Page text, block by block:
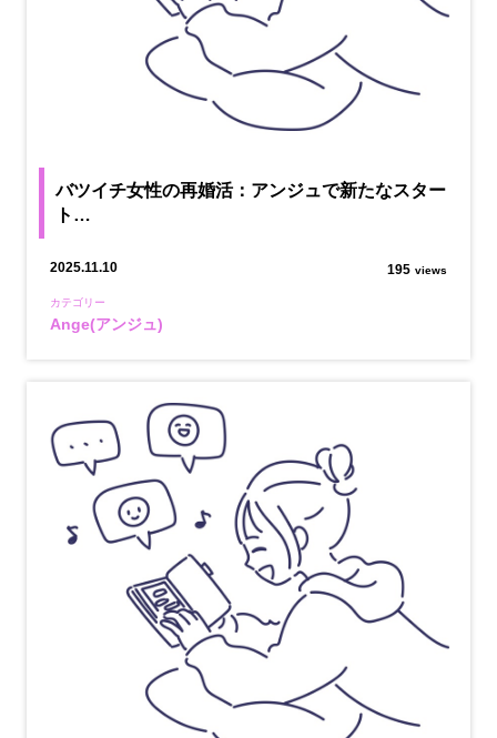
バツイチ女性の再婚活：アンジュで新たなスター
ト…
2025.11.10 195 views
カテゴリー
Ange(アンジュ)